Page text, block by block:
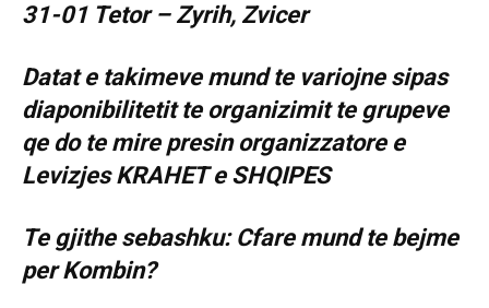
31-01 Tetor – Zyrih, Zvicer
Datat e takimeve mund te variojne sipas
diaponibilitetit te organizimit te grupeve
qe do te mire presin organizzatore e
Levizjes KRAHET e SHQIPES
Te gjithe sebashku: Cfare mund te bejme
per Kombin?